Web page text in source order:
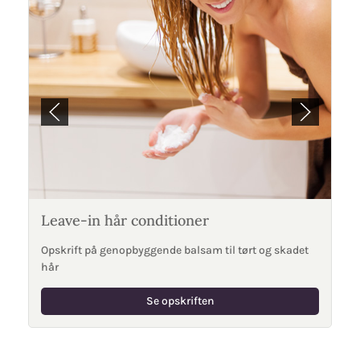
Leave-in hår conditioner
Opskrift på genopbyggende balsam til tørt og skadet
hår
Se opskriften